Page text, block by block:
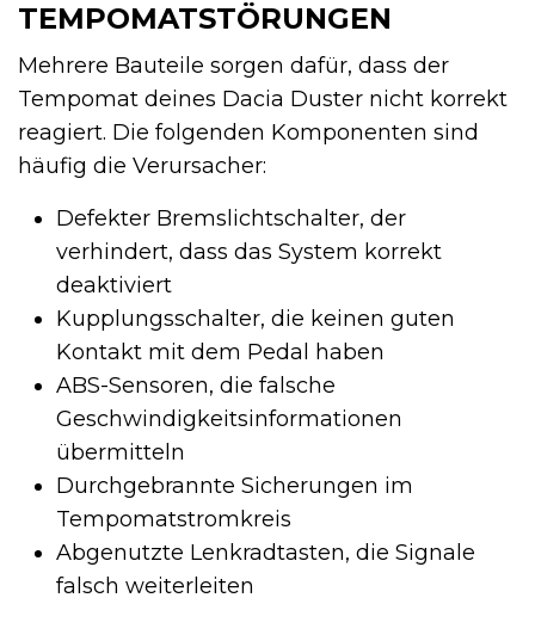
TEMPOMATSTÖRUNGEN
Mehrere Bauteile sorgen dafür, dass der
Tempomat deines Dacia Duster nicht korrekt
reagiert. Die folgenden Komponenten sind
häufig die Verursacher:
Defekter Bremslichtschalter, der
verhindert, dass das System korrekt
deaktiviert
Kupplungsschalter, die keinen guten
Kontakt mit dem Pedal haben
ABS-Sensoren, die falsche
Geschwindigkeitsinformationen
übermitteln
Durchgebrannte Sicherungen im
Tempomatstromkreis
Abgenutzte Lenkradtasten, die Signale
falsch weiterleiten